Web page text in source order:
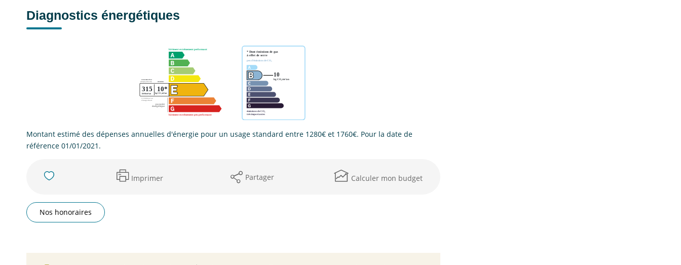
Diagnostics énergétiques
Montant estimé des dépenses annuelles d'énergie pour un usage standard entre 1280€ et 1760€. Pour la date de
référence 01/01/2021.
Imprimer Partager Calculer mon budget
Nos honoraires